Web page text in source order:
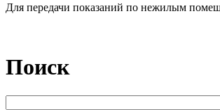
Для передачи показаний по нежилым
Поиск